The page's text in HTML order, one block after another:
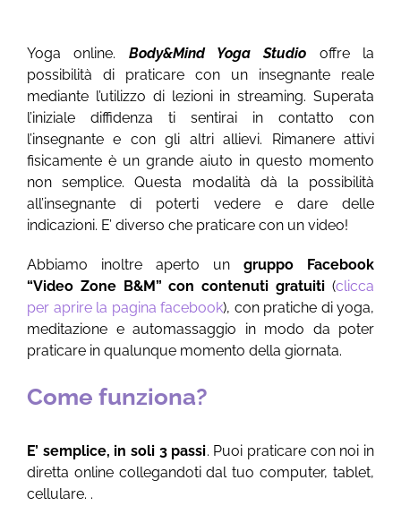
Yoga online. Body&Mind Yoga Studio offre la
possibilità di praticare con un insegnante reale
mediante l’utilizzo di lezioni in streaming. Superata
l’iniziale diffidenza ti sentirai in contatto con
l’insegnante e con gli altri allievi. Rimanere attivi
fisicamente è un grande aiuto in questo momento
non semplice. Questa modalità dà la possibilità
all’insegnante di poterti vedere e dare delle
indicazioni. E’ diverso che praticare con un video!
Abbiamo inoltre aperto un gruppo Facebook
“Video Zone B&M” con contenuti gratuiti (clicca
per aprire la pagina facebook), con pratiche di yoga,
meditazione e automassaggio in modo da poter
praticare in qualunque momento della giornata.
Come funziona?
E’ semplice, in soli 3 passi. Puoi praticare con noi in
diretta online collegandoti dal tuo computer, tablet,
cellulare. .